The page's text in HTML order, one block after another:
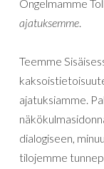
Ongelmamme
ajatuksemme.
Teemme
ajatuksiamme.
dialogiseen,
tilojemme